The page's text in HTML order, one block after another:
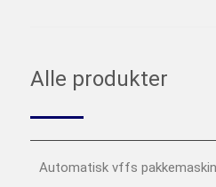
Alle produkter
Automatisk vffs pakkemaskin